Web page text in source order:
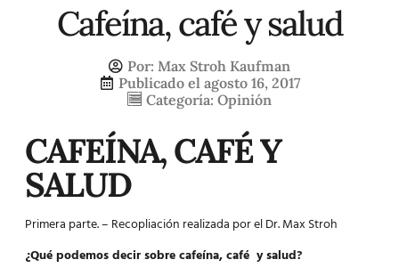
Cafeína, café y salud
Por: Max Stroh Kaufman
Publicado el agosto 16, 2017
Categoría: Opinión
CAFEÍNA, CAFÉ Y
SALUD
Primera parte. – Recopliación realizada por el Dr. Max Stroh
¿Qué podemos decir sobre cafeína, café y salud?